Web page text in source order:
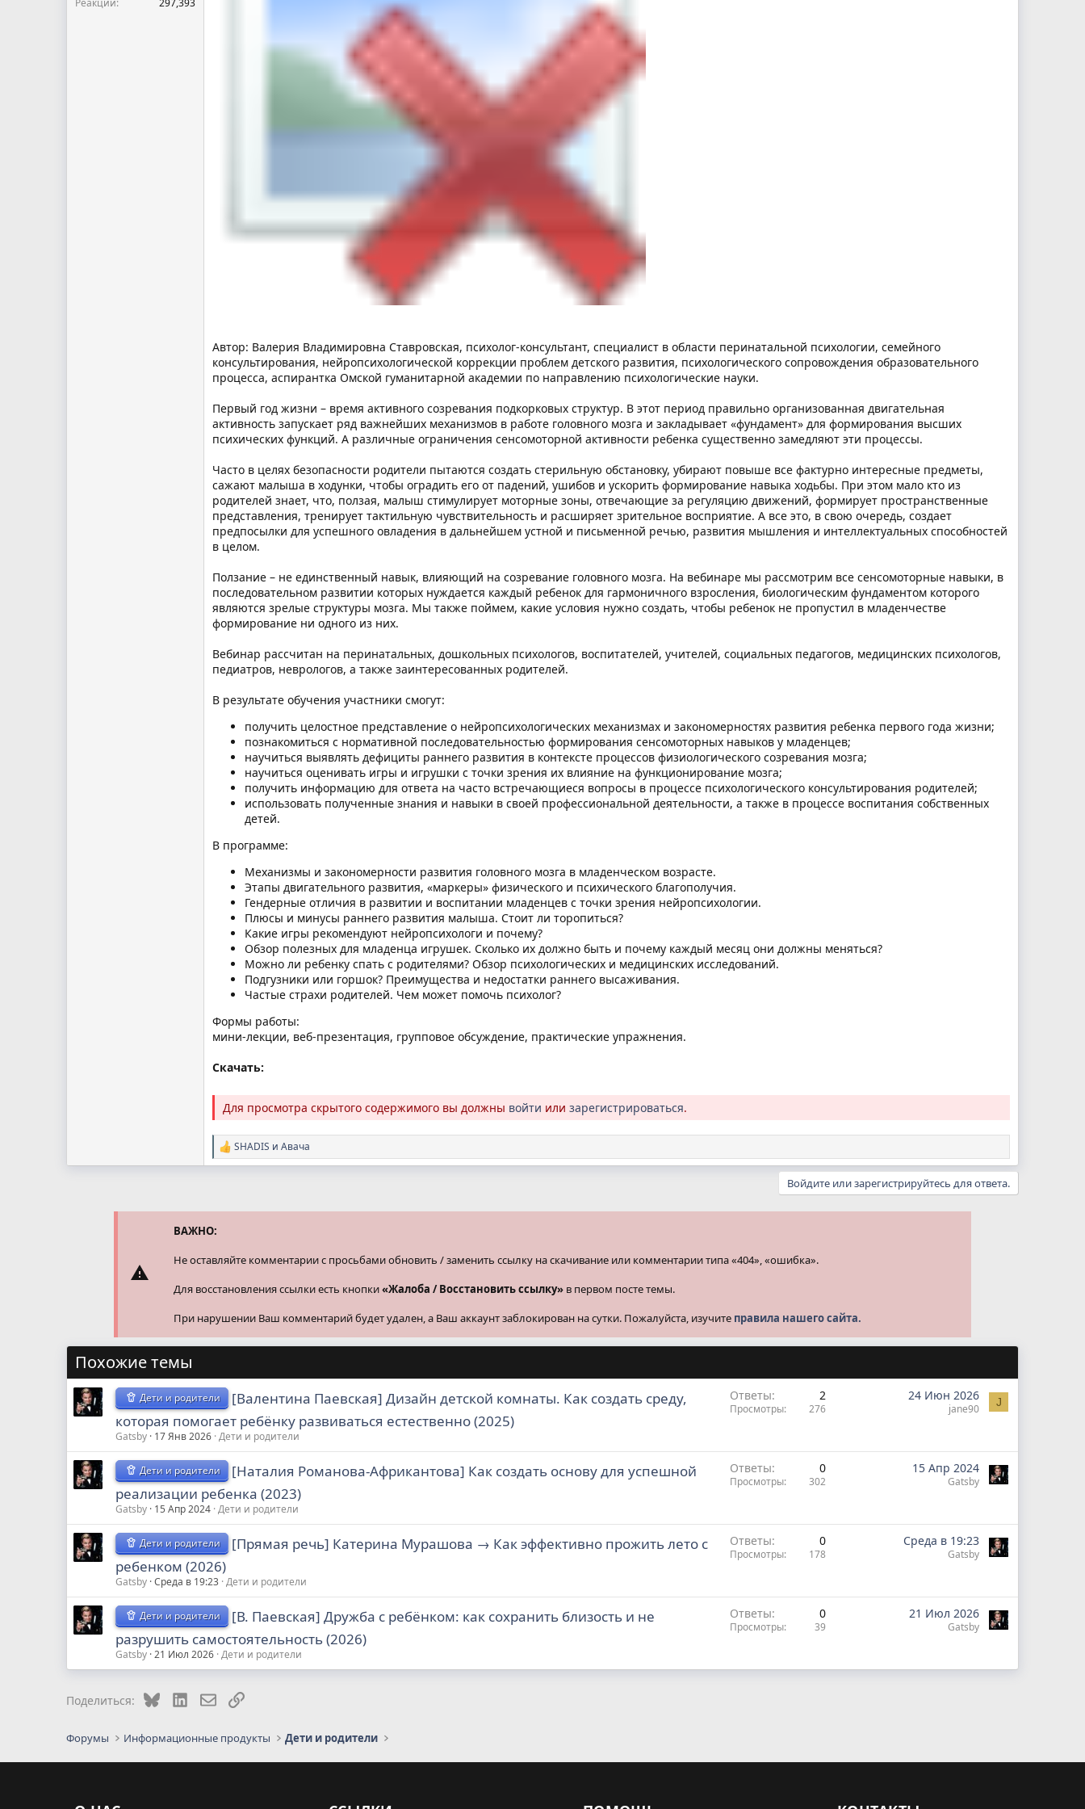
Автор: Валерия Владимировна Ставровская, психолог-консультант, специалист в области перинатальной психологии, семейного
консультирования, нейропсихологической коррекции проблем детского развития, психологического сопровождения образовательного
процесса, аспирантка Омской гуманитарной академии по направлению психологические науки.
Первый год жизни – время активного созревания подкорковых структур. В этот период правильно организованная двигательная
активность запускает ряд важнейших механизмов в работе головного мозга и закладывает «фундамент» для формирования высших
психических функций. А различные ограничения сенсомоторной активности ребенка существенно замедляют эти процессы.
Часто в целях безопасности родители пытаются создать стерильную обстановку, убирают повыше все фактурно интересные предметы,
сажают малыша в ходунки, чтобы оградить его от падений, ушибов и ускорить формирование навыка ходьбы. При этом мало кто из
родителей знает, что, ползая, малыш стимулирует моторные зоны, отвечающие за регуляцию движений, формирует пространственные
представления, тренирует тактильную чувствительность и расширяет зрительное восприятие. А все это, в свою очередь, создает
предпосылки для успешного овладения в дальнейшем устной и письменной речью, развития мышления и интеллектуальных способностей
в целом.
Ползание – не единственный навык, влияющий на созревание головного мозга. На вебинаре мы рассмотрим все сенсомоторные навыки, в
последовательном развитии которых нуждается каждый ребенок для гармоничного взросления, биологическим фундаментом которого
являются зрелые структуры мозга. Мы также поймем, какие условия нужно создать, чтобы ребенок не пропустил в младенчестве
формирование ни одного из них.
Вебинар рассчитан на перинатальных, дошкольных психологов, воспитателей, учителей, социальных педагогов, медицинских психологов,
педиатров, неврологов, а также заинтересованных родителей.
В результате обучения участники смогут:
получить целостное представление о нейропсихологических механизмах и закономерностях развития ребенка первого года жизни;
познакомиться с нормативной последовательностью формирования сенсомоторных навыков у младенцев;
научиться выявлять дефициты раннего развития в контексте процессов физиологического созревания мозга;
научиться оценивать игры и игрушки с точки зрения их влияние на функционирование мозга;
получить информацию для ответа на часто встречающиеся вопросы в процессе психологического консультирования родителей;
использовать полученные знания и навыки в своей профессиональной деятельности, а также в процессе воспитания собственных
детей.
В программе:
Механизмы и закономерности развития головного мозга в младенческом возрасте.
Этапы двигательного развития, «маркеры» физического и психического благополучия.
Гендерные отличия в развитии и воспитании младенцев с точки зрения нейропсихологии.
Плюсы и минусы раннего развития малыша. Стоит ли торопиться?
Какие игры рекомендуют нейропсихологи и почему?
Обзор полезных для младенца игрушек. Сколько их должно быть и почему каждый месяц они должны меняться?
Можно ли ребенку спать с родителями? Обзор психологических и медицинских исследований.
Подгузники или горшок? Преимущества и недостатки раннего высаживания.
Частые страхи родителей. Чем может помочь психолог?
Формы работы:
мини-лекции, веб-презентация, групповое обсуждение, практические упражнения.
Скачать:
Для просмотра скрытого содержимого вы должны войти или зарегистрироваться.
Р
е
и
SHADIS и Авача
Войдите или зарегистрируйтесь для ответа.
ВАЖНО:
Не оставляйте комментарии с просьбами обновить / заменить ссылку на скачивание или комментарии типа «404», «ошибка».
Для восстановления ссылки есть кнопки«Жалоба / Восстановить ссылку» в первом посте темы.
При нарушении Ваш комментарий будет удален, а Ваш аккаунт заблокирован на сутки. Пожалуйста, изучите правила нашего сайта.
Похожие темы
Дети и родители
[Валентина Паевская] Дизайн детской комнаты. Как создать среду,
которая помогает ребёнку развиваться естественно (2025)
Gatsby 17 Янв 2026 Дети и родители
Ответы 2
Просмотры 276
24 Июн 2026
jane90 J
Дети и родители
[Наталия Романова-Африкантова] Как создать основу для успешной
реализации ребенка (2023)
Gatsby 15 Апр 2024 Дети и родители
Ответы 0
Просмотры 302
15 Апр 2024
Gatsby
Дети и родители
[Прямая речь] Катерина Мурашова → Как эффективно прожить лето с
ребенком (2026)
Gatsby Среда в 19:23 Дети и родители
Ответы 0
Просмотры 178
Среда в 19:23
Gatsby
Дети и родители
[В. Паевская] Дружба с ребёнком: как сохранить близость и не
разрушить самостоятельность (2026)
Gatsby 21 Июл 2026 Дети и родители
Ответы 0
Просмотры 39
21 Июл 2026
Gatsby
Поделиться: BlueskyLinkedInЭлектронная почта
Ссылка
Форумы Информационные продукты Дети и родители